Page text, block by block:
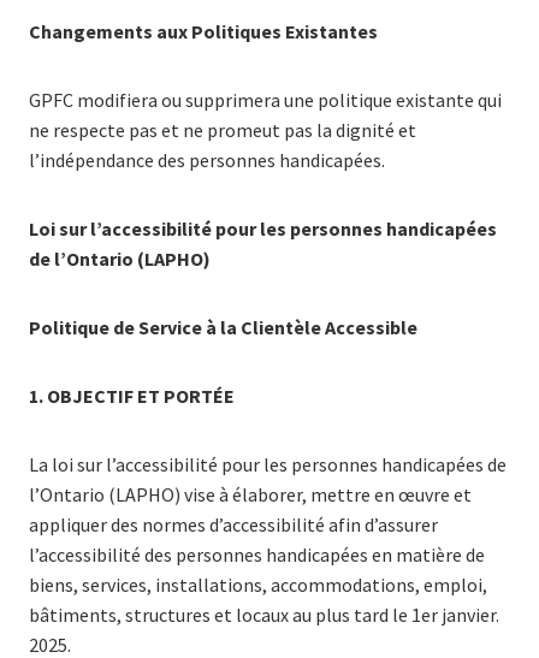
Changements aux Politiques Existantes
GPFC modifiera ou supprimera une politique existante qui
ne respecte pas et ne promeut pas la dignité et
l’indépendance des personnes handicapées.
Loi sur l’accessibilité pour les personnes handicapées
de l’Ontario (LAPHO)
Politique de Service à la Clientèle Accessible
1. OBJECTIF ET PORTÉE
La loi sur l’accessibilité pour les personnes handicapées de
l’Ontario (LAPHO) vise à élaborer, mettre en œuvre et
appliquer des normes d’accessibilité afin d’assurer
l’accessibilité des personnes handicapées en matière de
biens, services, installations, accommodations, emploi,
bâtiments, structures et locaux au plus tard le 1er janvier.
2025.